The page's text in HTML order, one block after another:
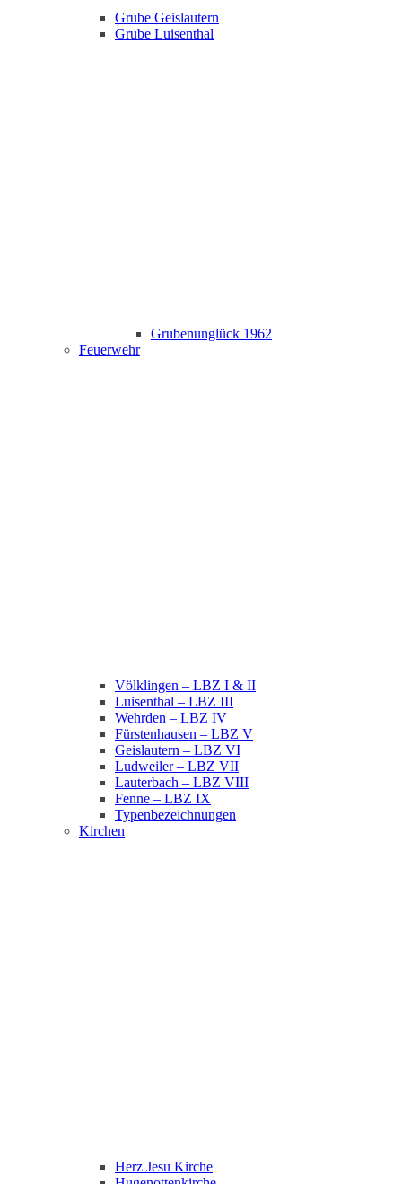
Grube Geislautern
Grube Luisenthal
Grubenunglück 1962
Feuerwehr
Völklingen – LBZ I & II
Luisenthal – LBZ III
Wehrden – LBZ IV
Fürstenhausen – LBZ V
Geislautern – LBZ VI
Ludweiler – LBZ VII
Lauterbach – LBZ VIII
Fenne – LBZ IX
Typenbezeichnungen
Kirchen
Herz Jesu Kirche